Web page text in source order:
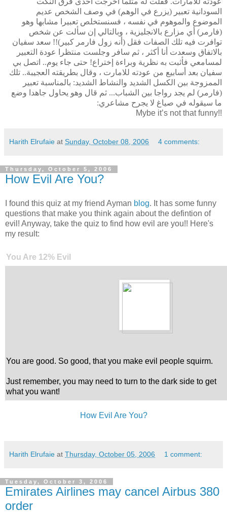
السودانية تعبير (يزرع في الوهم) في وصف الشخص عديم
الموضوع والموهوم في نفسه ، فسنستخلص تعبيرا مشابها وهو
(فارمر) أي مزارع بالانجليزية ، وبالتالي إن سألت عن شخص
توافرت فيه تلك الصفات فقل (أنه زول فارمر كبير)!! سعد سفيان
بالاتفاق وسعدت أنا أكثر ، ثم سافر وجلست منتظرا عودة التعبير
لمسامعي فأثبت به نظرية وبراءة إختراع! حتى جاء يوم.. اتصل بي
سفيان بعد أسابيع من عودته للامارت ، وقال بطريقته العجيبة.. تلك
الممزوجة بين الكسل الشديد والنشاط الشديد: بالمناسبة تعبير
(فارمر) لم يجد رواجا بين الشباب... ثم قال وهو يحاول جاهدا وضع
ما سيقوله في صياغ لا يجرح مشاعري:
Mybe it’s not that funny!!
Harith Elrufaie at Sunday, October 08, 2006 4 comments:
Thursday, October 5, 2006
How Evil Are You?
I found this quiz at my friend Ayman blog. It has some funny
questions that make you think again about the defintion of
evil! Anyway, take the quiz to find how evil are you!! Here's
my result:
You Are 12% Evil
You are good. So good, that you make evil people squirm.
Just remember, you may need to turn to the dark side to get
what you want!
How Evil Are You?
Harith Elrufaie at Thursday, October 05, 2006 1 comment:
Tuesday, October 3, 2006
Emirates Airlines may cancel Airbus 380
order